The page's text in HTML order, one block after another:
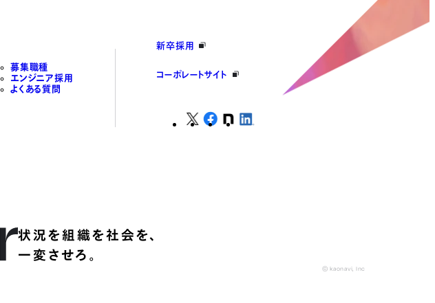
募集職種
エンジニア採用
よくある質問
新卒採用
コーポレートサイト
状況を組織を社会を、
一変させろ。
© kaonavi, Inc